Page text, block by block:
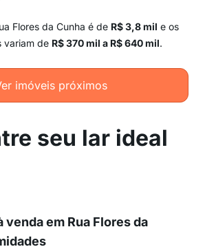
Flores da Cunha é de R$ 3,8 mil e os
variam de R$ 370 mil a R$ 640 mil.
imóveis próximos
seu lar ideal
venda em Rua Flores da